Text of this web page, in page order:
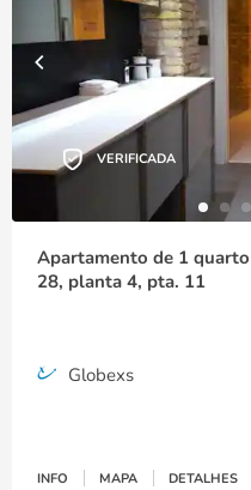
VERIFICADA
Apartamento de 1
28, planta 4, pta. 11
Globexs
INFO MAPA DETALHES